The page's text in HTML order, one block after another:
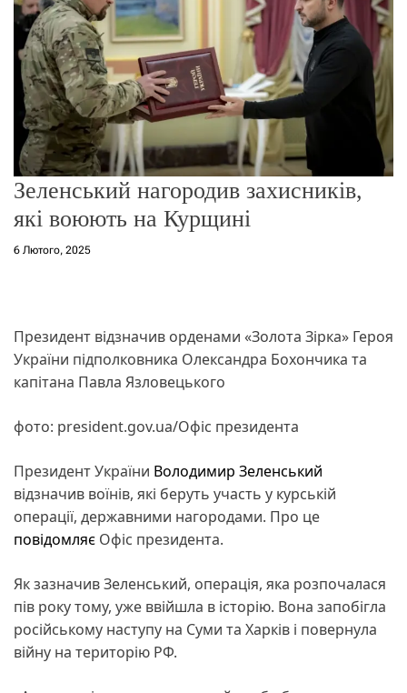
о
р
е
ж
Зеленський нагородив захисників,
які воюють на Курщині
6 Лютого, 2025
Президент відзначив орденами «Золота Зірка» Героя
України підполковника Олександра Бохончика та
капітана Павла Язловецького
фото: president.gov.ua/Офіс президента
Президент України Володимир Зеленський
відзначив воїнів, які беруть участь у курській
операції, державними нагородами. Про це
повідомляє Офіс президента.
Як зазначив Зеленський, операція, яка розпочалася
пів року тому, уже ввійшла в історію. Вона запобігла
російському наступу на Суми та Харків і повернула
війну на територію РФ.